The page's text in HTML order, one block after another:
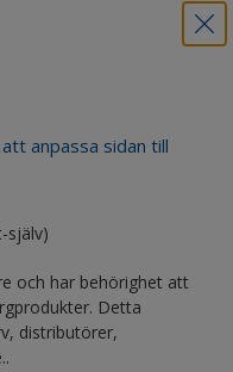
och säkerhetsskäl får
(efter behov).
färgskikt, vilket
att
på etikett
laminat samt
att använda ett
för ett
anpassa sidan till
själv)
och har behörighet att
Detta
distributörer,